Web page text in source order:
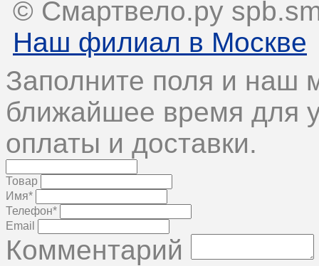
© Смартвело.ру
Наш филиал в Москве
Заполните поля и наш
ближайшее время для
оплаты и доставки.
Товар
Имя*
Телефон*
Email
Комментарий